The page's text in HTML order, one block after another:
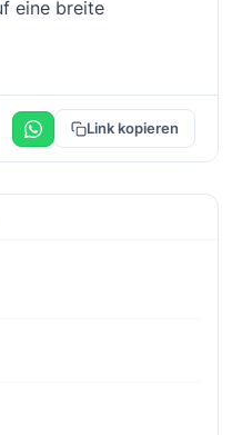
eine breite
Link kopieren